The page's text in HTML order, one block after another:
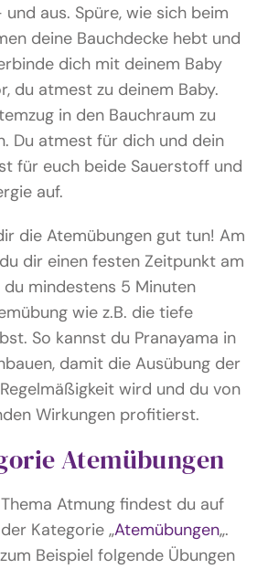
aus. Spüre, wie sich beim
deine Bauchdecke hebt und
dich mit deinem Baby
du atmest zu deinem Baby.
in den Bauchraum zu
Du atmest für dich und dein
für euch beide Sauerstoff und
auf.
die Atemübungen gut tun! Am
dir einen festen Zeitpunkt am
du mindestens 5 Minuten
wie z.B. die tiefe
So kannst du Pranayama in
damit die Ausübung der
wird und du von
Wirkungen profitierst.
Atemübungen
Atmung findest du auf
Kategorie „Atemübungen„.
Beispiel folgende Übungen